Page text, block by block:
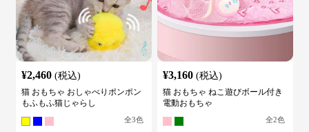
¥2,460 (税込)
猫 おもちゃ おしゃべりポンポン
もふもふ猫じゃらし
全3色
¥3,160 (税込)
猫 おもちゃ ねこ遊びボール付き
電動おもちゃ
全2色